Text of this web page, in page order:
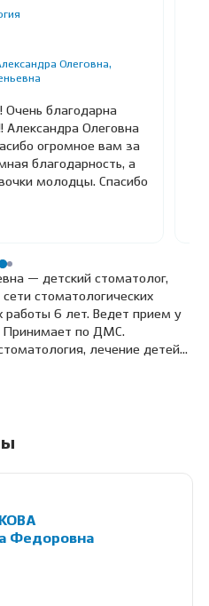
Олеговна,
Очень благодарна
Александра Олеговна
огромное вам за
благодарность, а
молодцы. Спасибо
— детский стоматолог,
стоматологических
работы 6 лет. Ведет прием у
Принимает по ДМС.
лечение детей
у детей,
гигиена и чистка
Профессиональные
лечение под наркозом,
по протоколу GBT,
прием особенных детей,
приему.
Федоровна